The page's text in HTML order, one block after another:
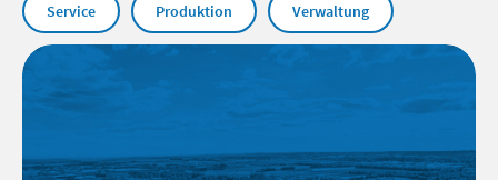
Service Produktion Verwaltung